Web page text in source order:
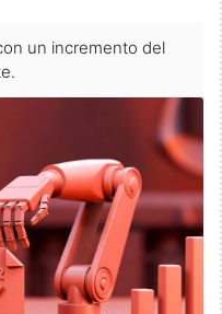
un incremento del